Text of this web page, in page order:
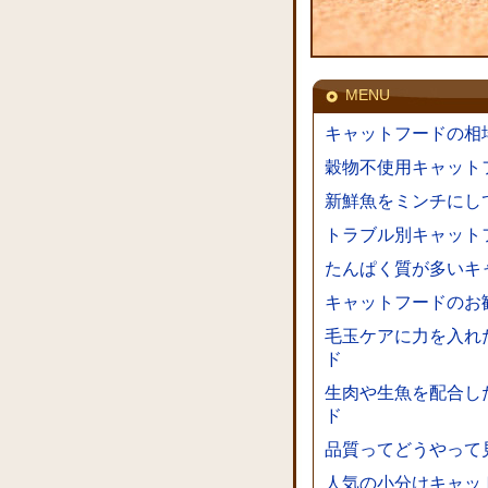
MENU
キャットフードの相
穀物不使用キャット
新鮮魚をミンチにし
トラブル別キャット
たんぱく質が多いキ
キャットフードのお
毛玉ケアに力を入れ
ド
生肉や生魚を配合し
ド
品質ってどうやって
人気の小分けキャッ